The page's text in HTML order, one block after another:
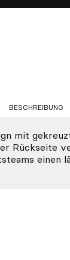
BESCHREIBUNG
mit
Rückseite
einen